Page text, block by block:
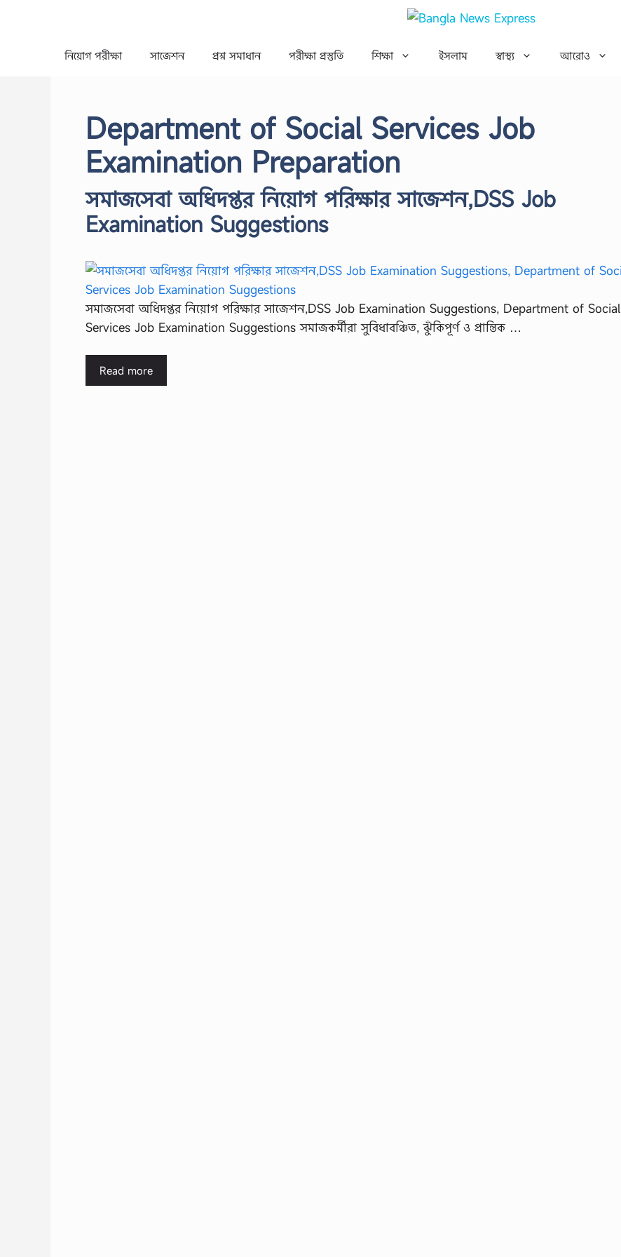
নিয়োগ পরীক্ষা সাজেশন প্রশ্ন সমাধান পরীক্ষা প্রস্তুতি শিক্ষা ইসলাম স্বাস্থ্য আরোও
Department of Social Services Job
Examination Preparation
সমাজসেবা অধিদপ্তর নিয়োগ পরিক্ষার সাজেশন,DSS Job
Examination Suggestions
সমাজসেবা অধিদপ্তর নিয়োগ পরিক্ষার সাজেশন,DSS Job Examination Suggestions, Department of Social
Services Job Examination Suggestions সমাজকর্মীরা সুবিধাবঞ্চিত, ঝুঁকিপূর্ণ ও প্রান্তিক …
Read more